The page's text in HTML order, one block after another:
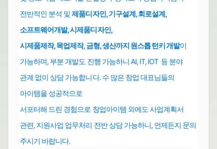
전반적인 분석 및제품디자인, 기구설계, 회로설계,
소프트웨어개발,시제품디자인,
시제품제작, 목업제작, 금형, 생산까지 원스톱턴키 개발이
가능하며, 부분 개발도 진행 가능하니 AI, IT, IOT 등 분야
관계 없이 상담 가능합니다. 수 많은 창업 대표님들의
아이템을 성공적으로
서포터해 드린 경험으로 창업아이템 외에도사업계획서
관련, 지원사업 업무처리 전반상담 가능하니, 언제든지 문의
주시기 바랍니다.